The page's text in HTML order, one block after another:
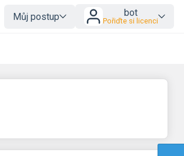
Můj postup bot
Pořiďte si licenci